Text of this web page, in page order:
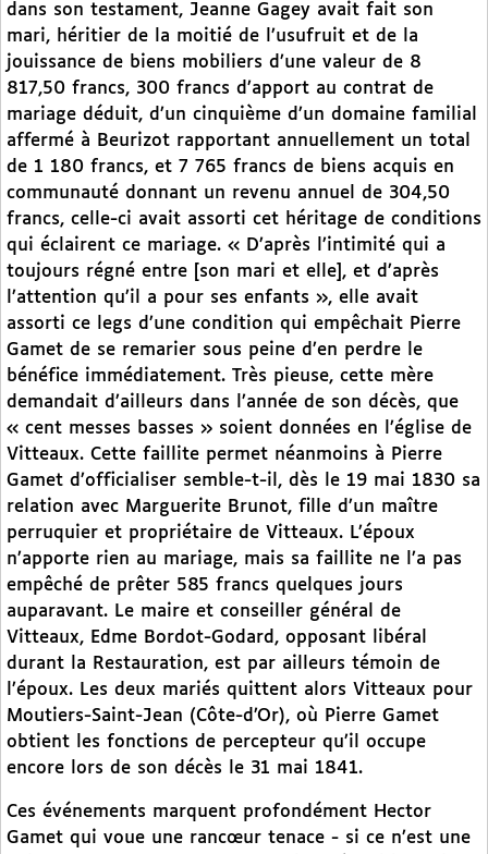
dans son testament, Jeanne Gagey avait fait son
mari, héritier de la moitié de l’usufruit et de la
jouissance de biens mobiliers d’une valeur de 8
817,50 francs, 300 francs d’apport au contrat de
mariage déduit, d’un cinquième d’un domaine familial
affermé à Beurizot rapportant annuellement un total
de 1 180 francs, et 7 765 francs de biens acquis en
communauté donnant un revenu annuel de 304,50
francs, celle-ci avait assorti cet héritage de conditions
qui éclairent ce mariage. « D’après l’intimité qui a
toujours régné entre [son mari et elle], et d’après
l’attention qu’il a pour ses enfants », elle avait
assorti ce legs d’une condition qui empêchait Pierre
Gamet de se remarier sous peine d’en perdre le
bénéfice immédiatement. Très pieuse, cette mère
demandait d’ailleurs dans l’année de son décès, que
« cent messes basses » soient données en l’église de
Vitteaux. Cette faillite permet néanmoins à Pierre
Gamet d’officialiser semble-t-il, dès le 19 mai 1830 sa
relation avec Marguerite Brunot, fille d’un maître
perruquier et propriétaire de Vitteaux. L’époux
n’apporte rien au mariage, mais sa faillite ne l’a pas
empêché de prêter 585 francs quelques jours
auparavant. Le maire et conseiller général de
Vitteaux, Edme Bordot-Godard, opposant libéral
durant la Restauration, est par ailleurs témoin de
l’époux. Les deux mariés quittent alors Vitteaux pour
Moutiers-Saint-Jean (Côte-d’Or), où Pierre Gamet
obtient les fonctions de percepteur qu’il occupe
encore lors de son décès le 31 mai 1841.
Ces événements marquent profondément Hector
Gamet qui voue une rancœur tenace - si ce n’est une